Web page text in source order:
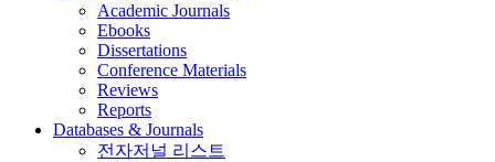
Academic Journals
Ebooks
Dissertations
Conference Materials
Reviews
Reports
Databases & Journals
전자저널 리스트